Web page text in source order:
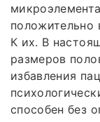
К их. В
размеров
избавления
способен без